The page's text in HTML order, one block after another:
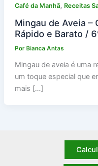
Café da Manhã, Receitas
Mingau de Aveia –
Rápido e Barato /
Por Bianca Antas
Mingau de aveia é uma
um toque especial que
mais […]